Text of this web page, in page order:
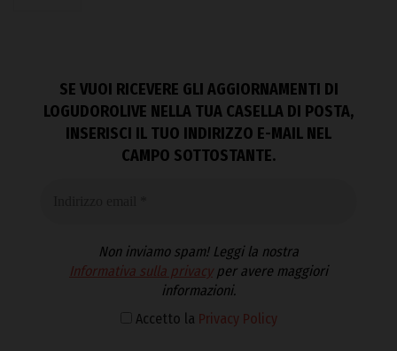
SE VUOI RICEVERE GLI AGGIORNAMENTI DI
LOGUDOROLIVE NELLA TUA CASELLA DI POSTA,
INSERISCI IL TUO INDIRIZZO E-MAIL NEL
CAMPO SOTTOSTANTE.
Non inviamo spam! Leggi la nostra
Informativa sulla privacyper avere maggiori
informazioni.
Accetto la Privacy Policy